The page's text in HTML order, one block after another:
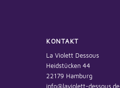
KONTAKT
La Violett Dessous
Heidstücken 44
22179 Hamburg
info@laviolett-dessous.de